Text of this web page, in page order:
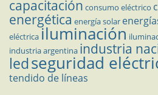
capacitación consumo eléctrico
energética energía solar
eléctricailuminación
industria argentina industria
ledseguridad
tendido de líneas